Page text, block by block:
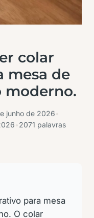
colar
mesa de
moderno.
junho de 2026
2071 palavras
para mesa
O colar